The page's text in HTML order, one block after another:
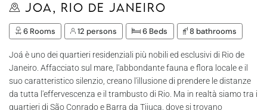
Joa, Rio de Janeiro
6 Rooms 12 persons 6 Beds 8 bathrooms
Joá è uno dei quartieri residenziali più nobili ed esclusivi di Rio de
Janeiro. Affacciato sul mare, l'abbondante fauna e flora locale e il
suo caratteristico silenzio, creano l'illusione di prendere le distanze
da tutta l'effervescenza e il trambusto di Rio. Ma in realtà siamo tra i
quartieri di São Conrado e Barra da Tijuca, dove si trovano